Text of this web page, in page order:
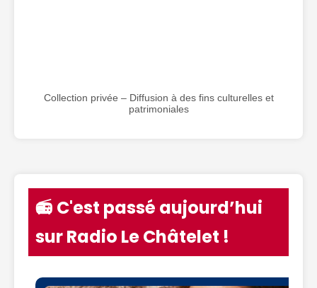
Collection privée – Diffusion à des fins culturelles et
patrimoniales
📻 C'est passé aujourd’hui
sur Radio Le Châtelet !